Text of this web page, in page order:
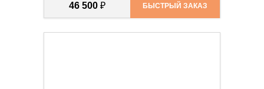
46 500 ₽ БЫСТРЫЙ ЗАКАЗ